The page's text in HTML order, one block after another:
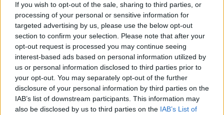
If you wish to opt-out of the sale, sharing to third parties, or
processing of your personal or sensitive information for
targeted advertising by us, please use the below opt-out
section to confirm your selection. Please note that after your
opt-out request is processed you may continue seeing
interest-based ads based on personal information utilized by
us or personal information disclosed to third parties prior to
your opt-out. You may separately opt-out of the further
disclosure of your personal information by third parties on the
IAB’s list of downstream participants. This information may
also be disclosed by us to third parties on the IAB’s List of